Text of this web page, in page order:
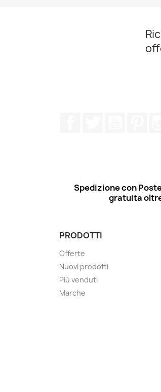
Spedizione con
gratuita
PRODOTTI
Offerte
Nuovi prodotti
Più venduti
Marche